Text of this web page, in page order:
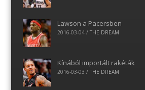
Lawson a Pacersben
2016-03-04/ THE DREAM
Kínából importált rakéták
2016-03-03 / THE DREAM